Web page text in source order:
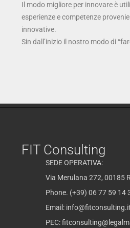
Il modo migliore per innovare è
esperienze e competenze
innovative.
Sin dall’inizio il nostro modo di
FIT Consulting
SEDE OPERATIVA:
Via Merulana 272, 00185
Phone. (+39) 06 77 59 14
Email: info@fitconsulting.it
PEC: